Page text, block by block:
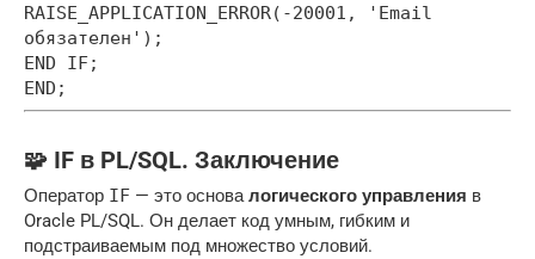
RAISE_APPLICATION_ERROR(-20001, 'Email
обязателен');
END IF;
END;
🧩 IF в PL/SQL. Заключение
Оператор IF — это основалогического управления в
Oracle PL/SQL. Он делает код умным, гибким и
подстраиваемым под множество условий.